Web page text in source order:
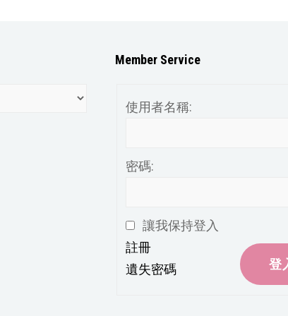
Member Service
使用者名稱:
密碼:
讓我保持登入
登
註冊
遺失密碼